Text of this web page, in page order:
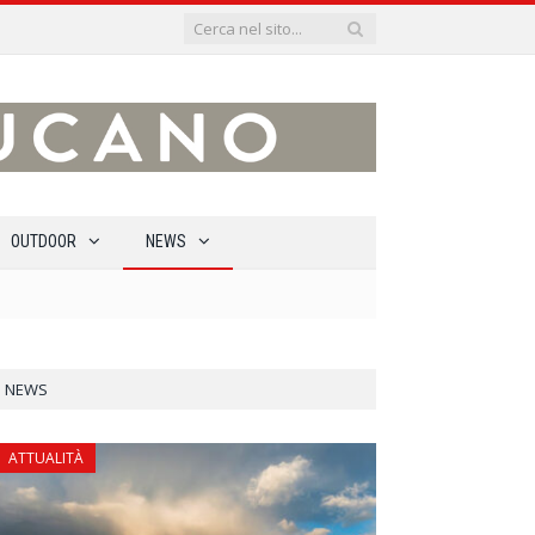
OUTDOOR NEWS
NEWS
ATTUALITÀ